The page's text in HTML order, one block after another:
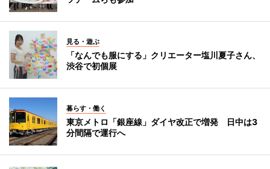
見る・遊ぶ
「なんでも服にする」クリエーター塩川夏子さん、
渋谷で初個展
暮らす・働く
東京メトロ「銀座線」ダイヤ改正で増発 日中は3
分間隔で運行へ